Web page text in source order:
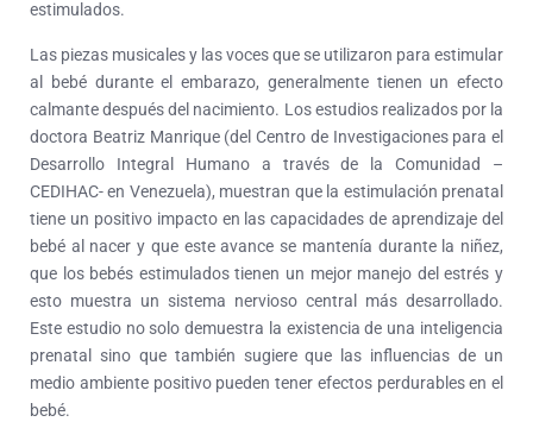
estimulados.
Las piezas musicales y las voces que se utilizaron para estimular
al bebé durante el embarazo, generalmente tienen un efecto
calmante después del nacimiento. Los estudios realizados por la
doctora Beatriz Manrique (del Centro de Investigaciones para el
Desarrollo Integral Humano a través de la Comunidad –
CEDIHAC- en Venezuela), muestran que la estimulación prenatal
tiene un positivo impacto en las capacidades de aprendizaje del
bebé al nacer y que este avance se mantenía durante la niñez,
que los bebés estimulados tienen un mejor manejo del estrés y
esto muestra un sistema nervioso central más desarrollado.
Este estudio no solo demuestra la existencia de una inteligencia
prenatal sino que también sugiere que las influencias de un
medio ambiente positivo pueden tener efectos perdurables en el
bebé.